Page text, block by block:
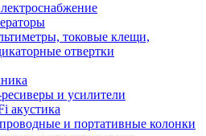
токовые клещи,
отвертки
и усилители
акустика
и портативные колонки